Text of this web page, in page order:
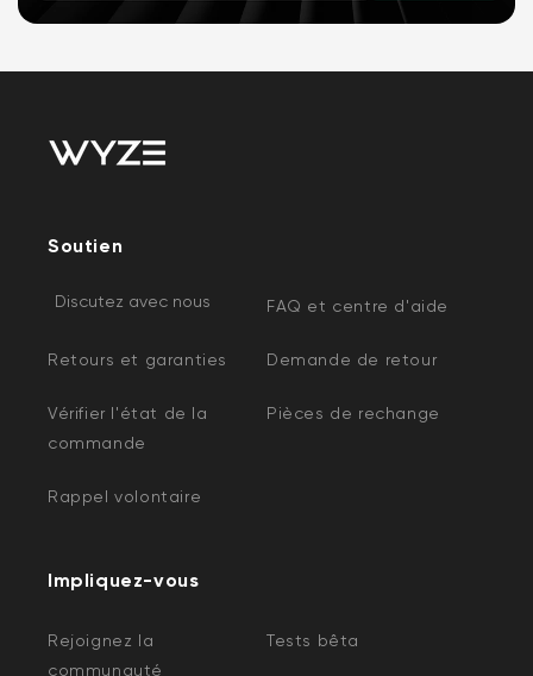
Soutien
Discutez avec nous FAQ et centre d'aide
Retours et garanties Demande de retour
Vérifier l'état de la
commande
Pièces de rechange
Rappel volontaire
Impliquez-vous
Rejoignez la
communauté
Tests bêta